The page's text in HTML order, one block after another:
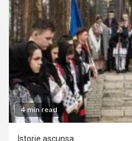
4 min read
Istorie ascunsa